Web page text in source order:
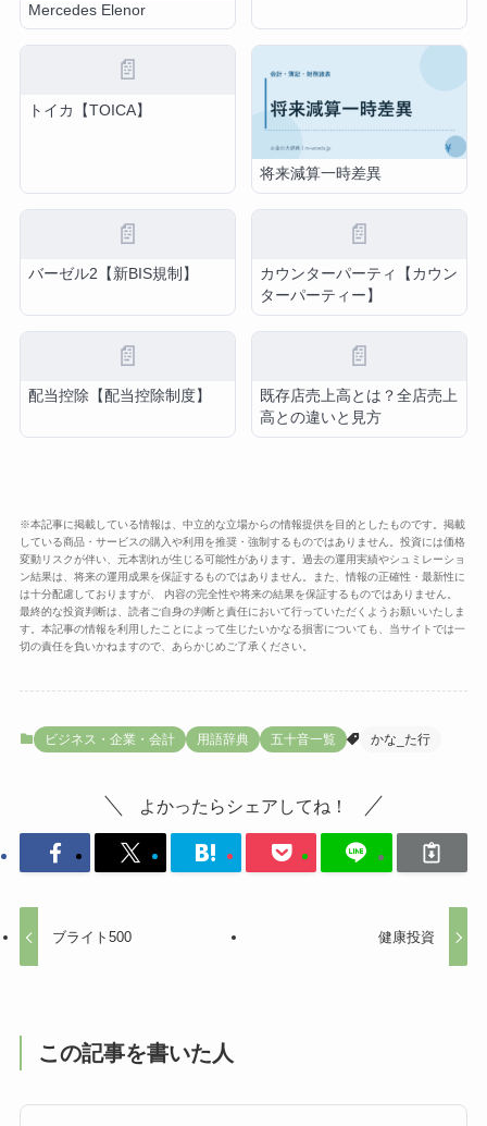
Mercedes Elenor
📄
トイカ【TOICA】
将来減算一時差異
📄
バーゼル2【新BIS規制】
📄
カウンターパーティ【カウン
ターパーティー】
📄
配当控除【配当控除制度】
📄
既存店売上高とは？全店売上
高との違いと見方
※本記事に掲載している情報は、中立的な立場からの情報提供を目的としたものです。掲載
している商品・サービスの購入や利用を推奨・強制するものではありません。投資には価格
変動リスクが伴い、元本割れが生じる可能性があります。過去の運用実績やシュミレーショ
ン結果は、将来の運用成果を保証するものではありません。また、情報の正確性・最新性に
は十分配慮しておりますが、 内容の完全性や将来の結果を保証するものではありません。
最終的な投資判断は、読者ご自身の判断と責任において行っていただくようお願いいたしま
す。本記事の情報を利用したことによって生じたいかなる損害についても、当サイトでは一
切の責任を負いかねますので、あらかじめご了承ください。
ビジネス・企業・会計 用語辞典 五十音一覧 かな_た行
よかったらシェアしてね！
ブライト500 健康投資
この記事を書いた人